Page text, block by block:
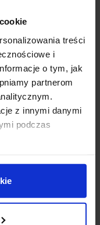
treści
i
o tym, jak
partnerom
z innymi danymi
podczas
skuteczność i
kosmetyki i
skóra może
filtrów SPF,
substancji takich